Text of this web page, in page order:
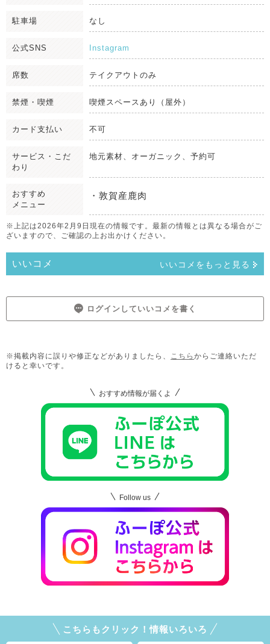
駐車場 なし
公式SNS Instagram
席数 テイクアウトのみ
禁煙・喫煙 喫煙スペースあり（屋外）
カード支払い 不可
サービス・こだ
わり
地元素材、オーガニック、予約可
おすすめ
メニュー
・敦賀産鹿肉
※上記は2026年2月9日現在の情報です。最新の情報とは異なる場合がご
ざいますので、ご確認の上お出かけください。
いいコメ いいコメをもっと見る
ログインしていいコメを書く
※掲載内容に誤りや修正などがありましたら、 こちら からご連絡いただ
けると幸いです。
おすすめ情報が届くよ
Follow us
こちらもクリック！情報いろいろ